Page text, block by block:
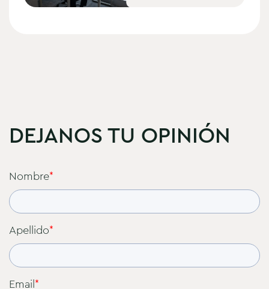
DEJANOS TU OPINIÓN
Nombre*
Apellido*
Email*